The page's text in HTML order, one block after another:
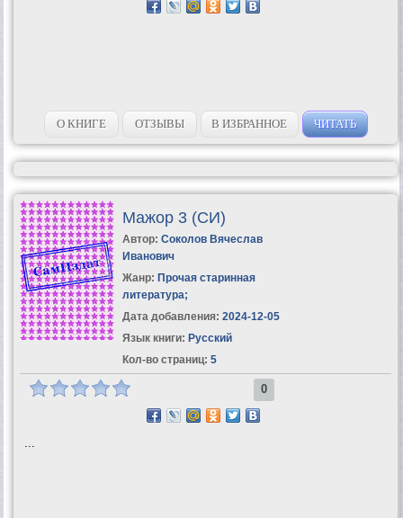
О КНИГЕ ОТЗЫВЫ В ИЗБРАННОЕ ЧИТАТЬ
Мажор 3 (СИ)
Автор: Соколов Вячеслав
Иванович
Жанр: Прочая старинная
литература;
Дата добавления: 2024-12-05
Язык книги: Русский
Кол-во страниц: 5
0